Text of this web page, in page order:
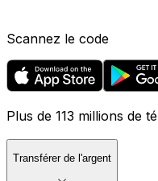
Scannez le code
Plus de 113 millions de
Transférer de l'argent